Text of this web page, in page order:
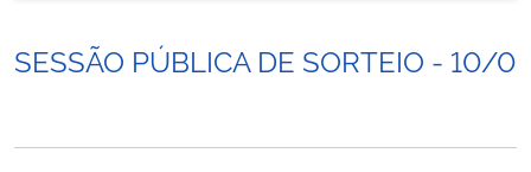
SESSÃO PÚBLICA DE SORTEIO - 10/